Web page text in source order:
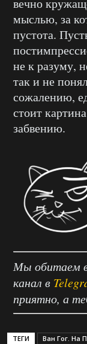
вечно
мыслью, за
пустота.
не к разуму,
так и не
сожалению,
стоит
забвению.
Мы обитаем
канал в
приятно, а
ТЕГИ Ван Гог. На